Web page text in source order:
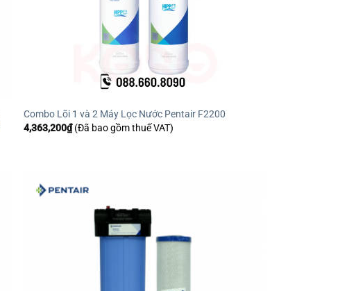
Combo Lõi 1 và 2 Máy Lọc Nước Pentair F2200
4,363,200₫ (Đã bao gồm thuế VAT)